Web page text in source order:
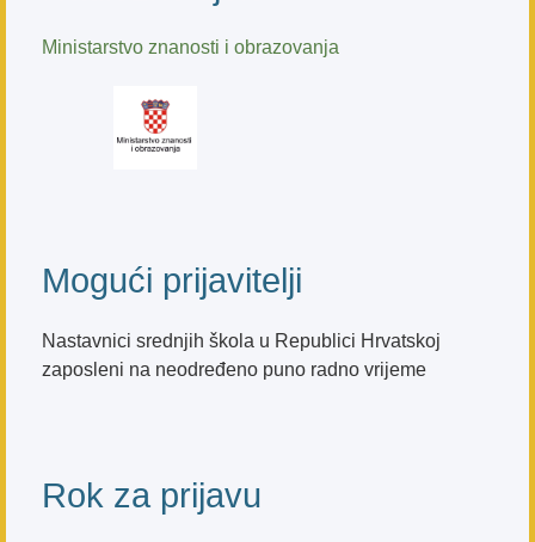
Ministarstvo znanosti i obrazovanja
Mogući prijavitelji
Nastavnici srednjih škola u Republici Hrvatskoj
zaposleni na neodređeno puno radno vrijeme
Rok za prijavu